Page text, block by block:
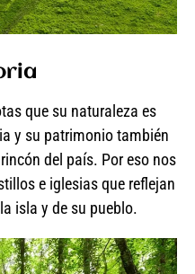
que su naturaleza es
y su patrimonio también
del país. Por eso nos
e iglesias que reflejan
isla y de su pueblo.